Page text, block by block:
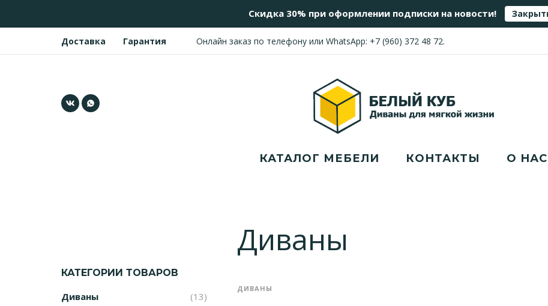
Скидка 30% при оформлении подписки на новости!
Доставка Гарантия Онлайн заказ по телефону или WhatsApp: +7 (960) 372 48 72.
КАТАЛОГ МЕБЕЛИ КОНТАКТЫ О НАС
КАТЕГОРИИ ТОВАРОВ
Диваны
(13)
Диваны
ДИВАНЫ